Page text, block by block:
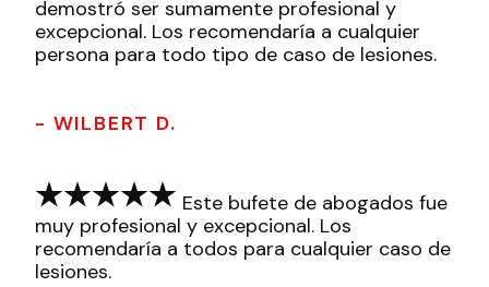
demostró ser sumamente profesional y
excepcional. Los recomendaría a cualquier
persona para todo tipo de caso de lesiones.
- WILBERT D.
Este bufete de abogados fue
muy profesional y excepcional. Los
recomendaría a todos para cualquier caso de
lesiones.